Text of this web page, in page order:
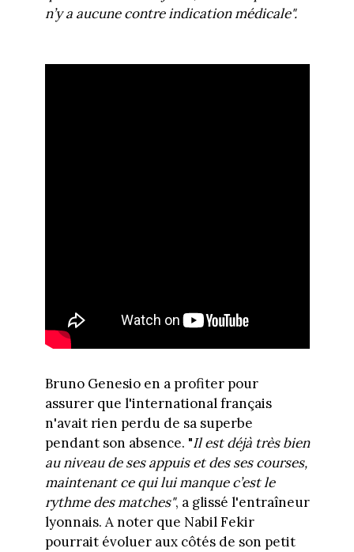
n’y a aucune contre indication médicale".
Bruno Genesio en a profiter pour
assurer que l'international français
n'avait rien perdu de sa superbe
pendant son absence. "Il est déjà très bien
au niveau de ses appuis et des ses courses,
maintenant ce qui lui manque c’est le
rythme des matches", a glissé l'entraîneur
lyonnais. A noter que Nabil Fekir
pourrait évoluer aux côtés de son petit